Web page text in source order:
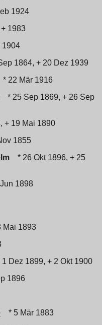
1924
1983
1904
1864, + 20 Dez 1939
* 22 Mär 1916
* 25 Sep 1869, + 26 Sep
+ 19 Mai 1890
1855
* 26 Okt 1896, + 25
1898
Mai 1893
1 Dez 1899, + 2 Okt 1900
1896
* 5 Mär 1883